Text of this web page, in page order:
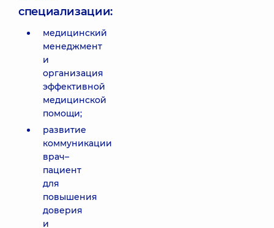
специализации:
медицинский
менеджмент
и
организация
эффективной
медицинской
помощи;
развитие
коммуникации
врач–
пациент
для
повышения
доверия
и